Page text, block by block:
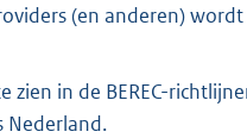
(en anderen)
in de BEREC-
Nederland.